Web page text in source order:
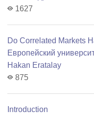
1627
Do Correlated Markets
Европейский
Hakan Eratalay
875
Introduction